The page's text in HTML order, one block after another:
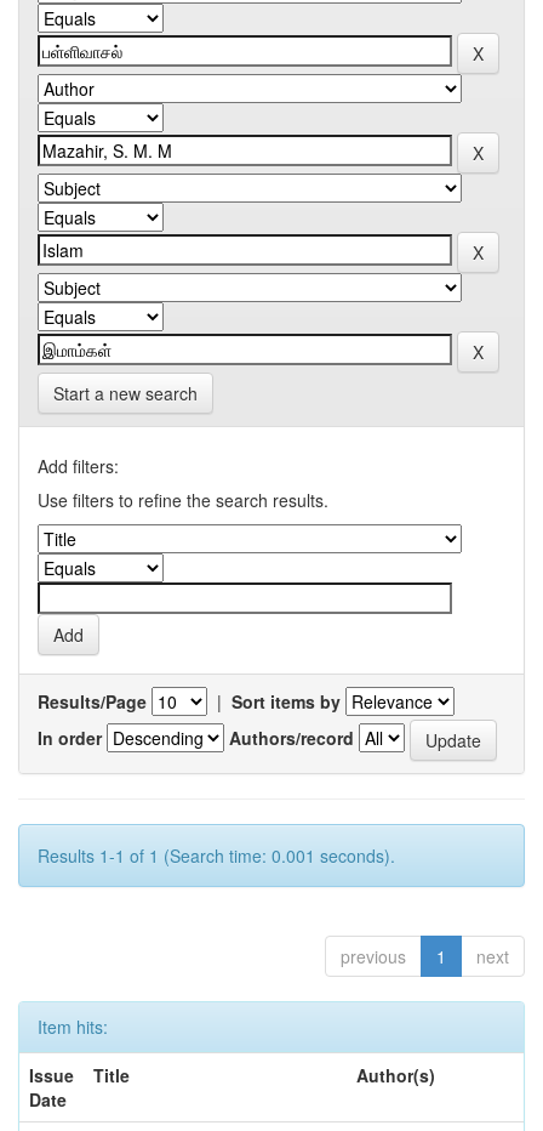
Start a new search
Add filters:
Use filters to refine the search results.
Results/Page | Sort items by
In order
Authors/record
Results 1-1 of 1 (Search time: 0.001 seconds).
previous 1 next
Item hits:
Issue
Date
Title Author(s)